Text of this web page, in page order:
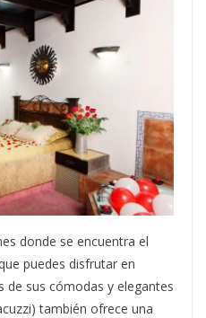
donde se encuentra el
puedes disfrutar en
sus cómodas y elegantes
también ofrece una